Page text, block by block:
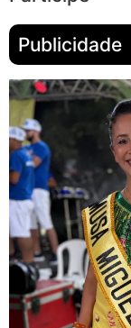
Publicidade